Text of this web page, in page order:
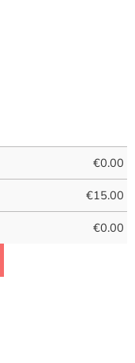
€0.00
€15.00
€0.00